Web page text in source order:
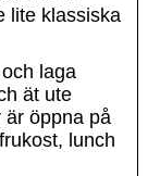
lite klassiska
laga
ät ute
är öppna på
lunch